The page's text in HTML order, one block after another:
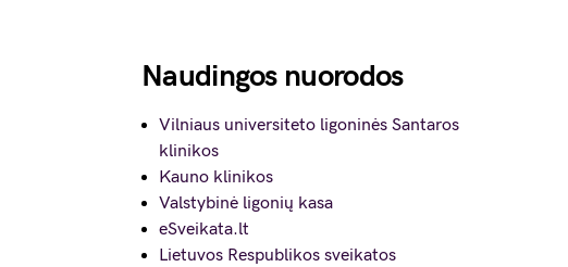
Naudingos nuorodos
Vilniaus universiteto ligoninės Santaros
klinikos
Kauno klinikos
Valstybinė ligonių kasa
eSveikata.lt
Lietuvos Respublikos sveikatos